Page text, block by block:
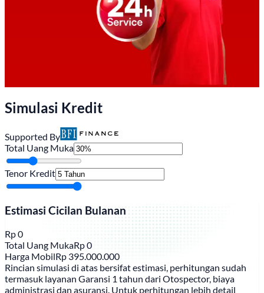
Simulasi Kredit
Supported By
Total Uang Muka
Tenor Kredit
Estimasi Cicilan Bulanan
Rp0
Total Uang MukaRp0
Harga MobilRp 395.000.000
Rincian simulasi di atas bersifat estimasi, perhitungan sudah
termasuk layanan Garansi 1 tahun dari Otospector, biaya
administrasi dan asuransi. Untuk perhitungan lebih detail